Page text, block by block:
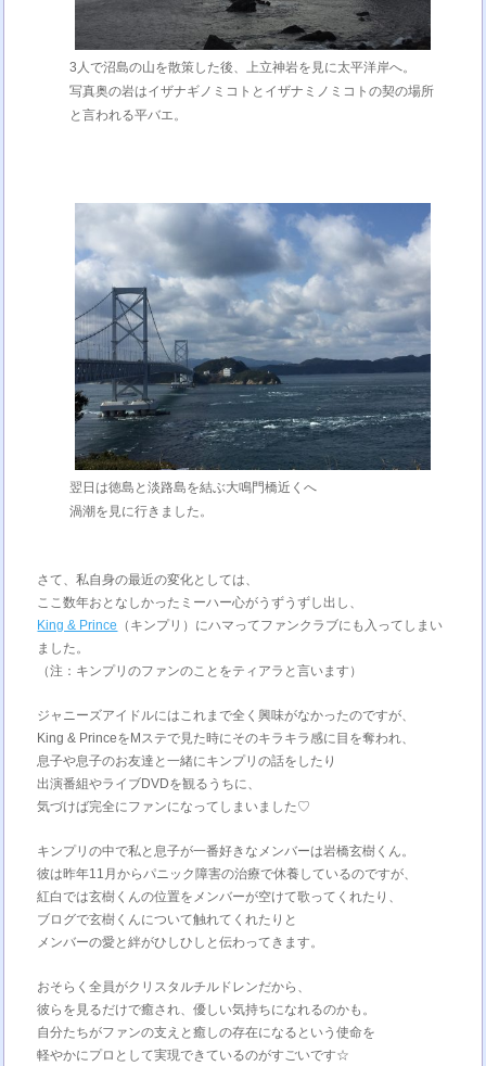
3人で沼島の山を散策した後、上立神岩を見に太平洋岸へ。
写真奥の岩はイザナギノミコトとイザナミノミコトの契の場所
と言われる平バエ。
翌日は徳島と淡路島を結ぶ大鳴門橋近くへ
渦潮を見に行きました。
さて、私自身の最近の変化としては、
ここ数年おとなしかったミーハー心がうずうずし出し、
King & Prince （キンプリ）にハマってファンクラブにも入ってしまい
ました。
（注：キンプリのファンのことをティアラと言います）
ジャニーズアイドルにはこれまで全く興味がなかったのですが、
King & PrinceをMステで見た時にそのキラキラ感に目を奪われ、
息子や息子のお友達と一緒にキンプリの話をしたり
出演番組やライブDVDを観るうちに、
気づけば完全にファンになってしまいました♡
キンプリの中で私と息子が一番好きなメンバーは岩橋玄樹くん。
彼は昨年11月からパニック障害の治療で休養しているのですが、
紅白では玄樹くんの位置をメンバーが空けて歌ってくれたり、
ブログで玄樹くんについて触れてくれたりと
メンバーの愛と絆がひしひしと伝わってきます。
おそらく全員がクリスタルチルドレンだから、
彼らを見るだけで癒され、優しい気持ちになれるのかも。
自分たちがファンの支えと癒しの存在になるという使命を
軽やかにプロとして実現できているのがすごいです☆